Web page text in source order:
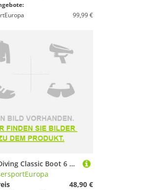
99,99 €
Camaro Diving Classic Boot 6 mm Neopren Schuhe Neoprenschuhe Neoprensocken
48,90 €